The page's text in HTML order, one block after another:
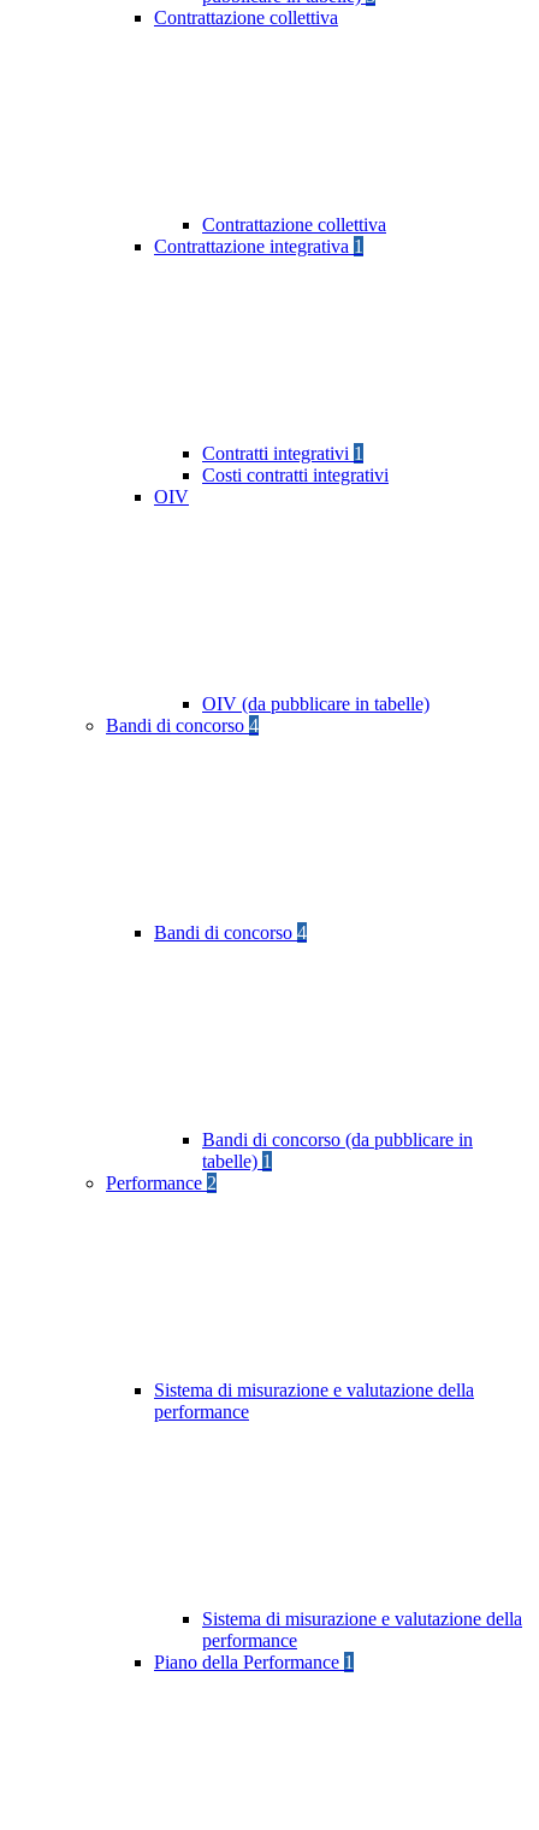
Contrattazione collettiva
Contrattazione collettiva
Contrattazione integrativa 1
Contratti integrativi 1
Costi contratti integrativi
OIV
OIV (da pubblicare in tabelle)
Bandi di concorso 4
Bandi di concorso 4
Bandi di concorso (da pubblicare in
tabelle) 1
Performance 2
Sistema di misurazione e valutazione della
performance
Sistema di misurazione e valutazione della
performance
Piano della Performance 1